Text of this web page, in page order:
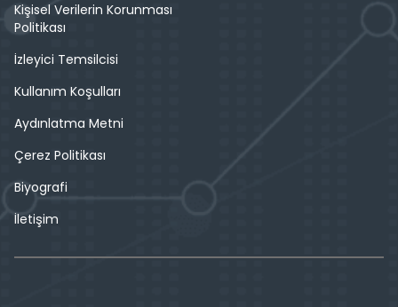
Kişisel Verilerin Korunması
Politikası
İzleyici Temsilcisi
Kullanım Koşulları
Aydınlatma Metni
Çerez Politikası
Biyografi
İletişim